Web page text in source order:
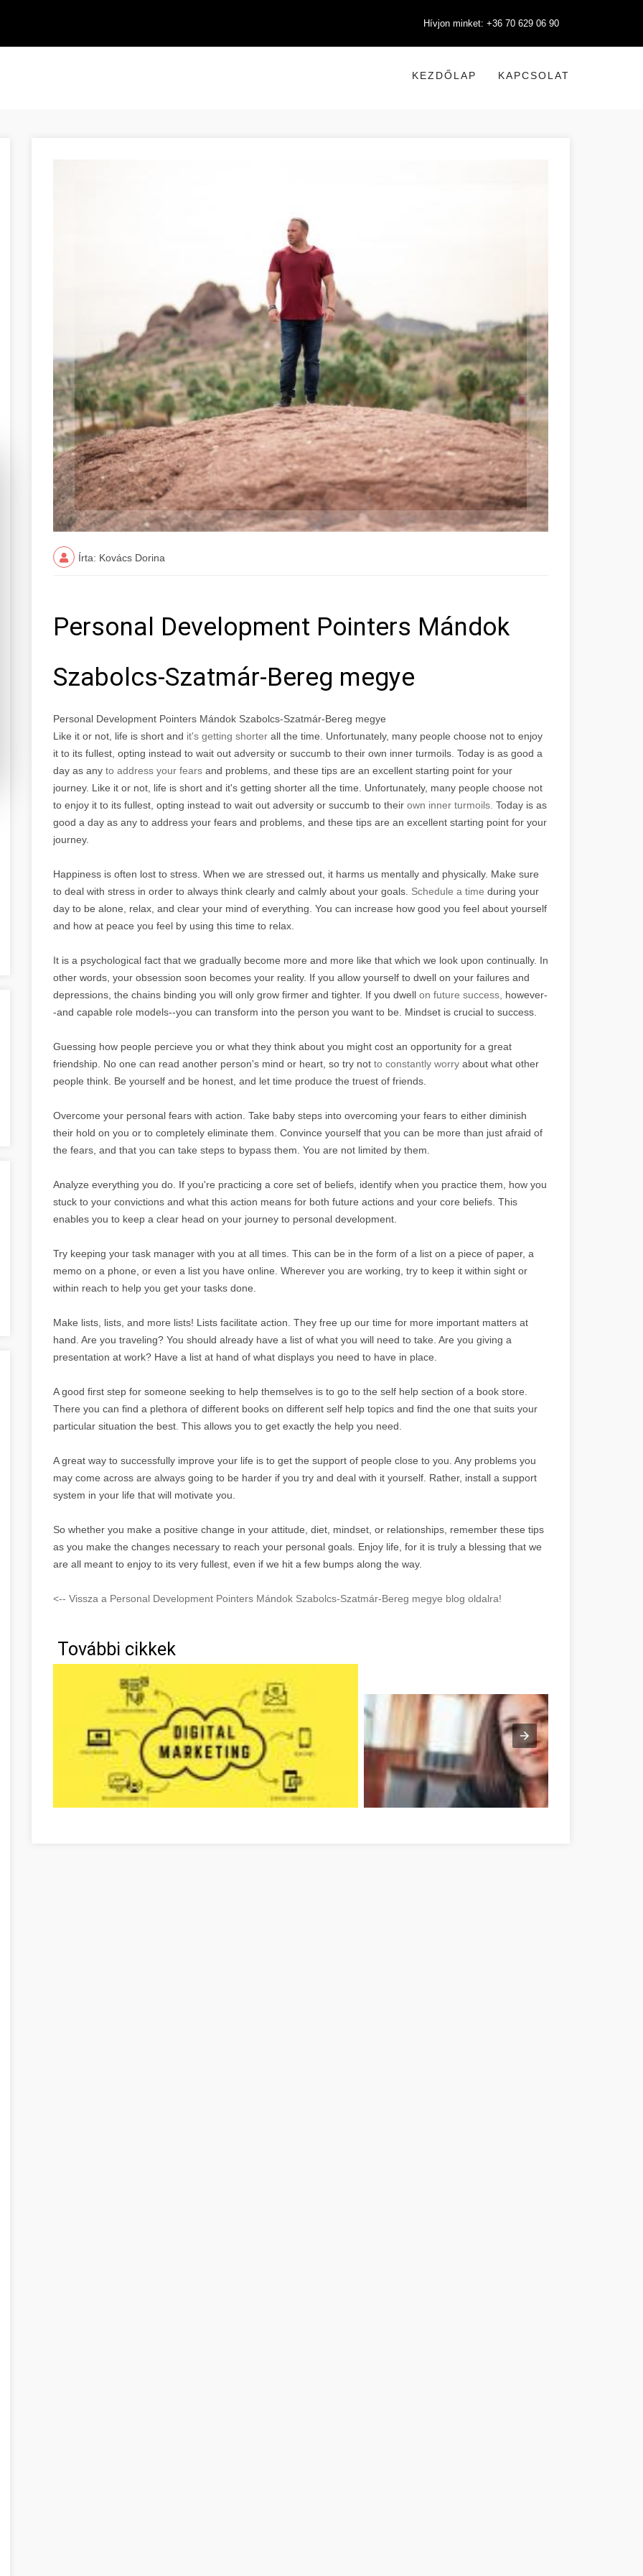
Hívjon minket: +36 70 629 06 90
KEZDŐLAP KAPCSOLAT
Írta: Kovács Dorina
Personal Development Pointers Mándok
Szabolcs-Szatmár-Bereg megye
Personal Development Pointers Mándok Szabolcs-Szatmár-Bereg megye
Like it or not, life is short and it's getting shorter all the time. Unfortunately, many people choose not to enjoy
it to its fullest, opting instead to wait out adversity or succumb to their own inner turmoils. Today is as good a
day as any to address your fears and problems, and these tips are an excellent starting point for your
journey. Like it or not, life is short and it's getting shorter all the time. Unfortunately, many people choose not
to enjoy it to its fullest, opting instead to wait out adversity or succumb to their own inner turmoils. Today is as
good a day as any to address your fears and problems, and these tips are an excellent starting point for your
journey.
Happiness is often lost to stress. When we are stressed out, it harms us mentally and physically. Make sure
to deal with stress in order to always think clearly and calmly about your goals. Schedule a time during your
day to be alone, relax, and clear your mind of everything. You can increase how good you feel about yourself
and how at peace you feel by using this time to relax.
It is a psychological fact that we gradually become more and more like that which we look upon continually. In
other words, your obsession soon becomes your reality. If you allow yourself to dwell on your failures and
depressions, the chains binding you will only grow firmer and tighter. If you dwell on future success, however-
-and capable role models--you can transform into the person you want to be. Mindset is crucial to success.
Guessing how people percieve you or what they think about you might cost an opportunity for a great
friendship. No one can read another person's mind or heart, so try not to constantly worry about what other
people think. Be yourself and be honest, and let time produce the truest of friends.
Overcome your personal fears with action. Take baby steps into overcoming your fears to either diminish
their hold on you or to completely eliminate them. Convince yourself that you can be more than just afraid of
the fears, and that you can take steps to bypass them. You are not limited by them.
Analyze everything you do. If you're practicing a core set of beliefs, identify when you practice them, how you
stuck to your convictions and what this action means for both future actions and your core beliefs. This
enables you to keep a clear head on your journey to personal development.
Try keeping your task manager with you at all times. This can be in the form of a list on a piece of paper, a
memo on a phone, or even a list you have online. Wherever you are working, try to keep it within sight or
within reach to help you get your tasks done.
Make lists, lists, and more lists! Lists facilitate action. They free up our time for more important matters at
hand. Are you traveling? You should already have a list of what you will need to take. Are you giving a
presentation at work? Have a list at hand of what displays you need to have in place.
A good first step for someone seeking to help themselves is to go to the self help section of a book store.
There you can find a plethora of different books on different self help topics and find the one that suits your
particular situation the best. This allows you to get exactly the help you need.
A great way to successfully improve your life is to get the support of people close to you. Any problems you
may come across are always going to be harder if you try and deal with it yourself. Rather, install a support
system in your life that will motivate you.
So whether you make a positive change in your attitude, diet, mindset, or relationships, remember these tips
as you make the changes necessary to reach your personal goals. Enjoy life, for it is truly a blessing that we
are all meant to enjoy to its very fullest, even if we hit a few bumps along the way.
<-- Vissza a Personal Development Pointers Mándok Szabolcs-Szatmár-Bereg megye blog oldalra!
További cikkek